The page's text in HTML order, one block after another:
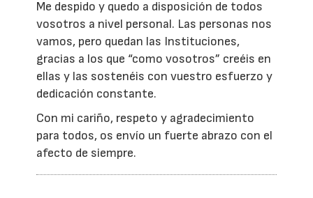
Me despido y quedo a disposición de todos
vosotros a nivel personal. Las personas nos
vamos, pero quedan las Instituciones,
gracias a los que “como vosotros” creéis en
ellas y las sostenéis con vuestro esfuerzo y
dedicación constante.
Con mi cariño, respeto y agradecimiento
para todos, os envío un fuerte abrazo con el
afecto de siempre.